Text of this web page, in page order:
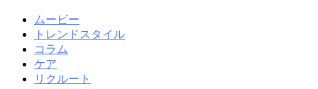
ムービー
トレンドスタイル
コラム
ケア
リクルート